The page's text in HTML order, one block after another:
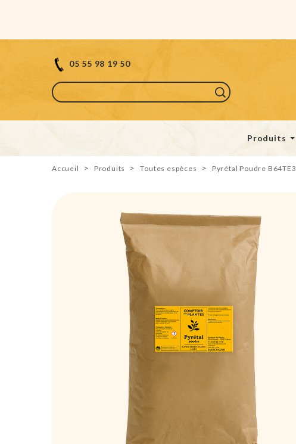
05 55 98 19 50
Produits
Accueil Produits Toutes espèces Pyrétal Poudre B64TE3